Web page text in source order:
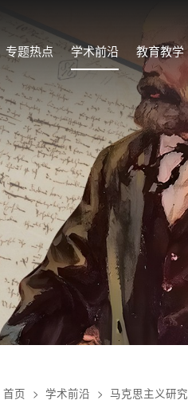
专题热点 学术前沿 教育教学
首页 > 学术前沿 > 马克思主义研究